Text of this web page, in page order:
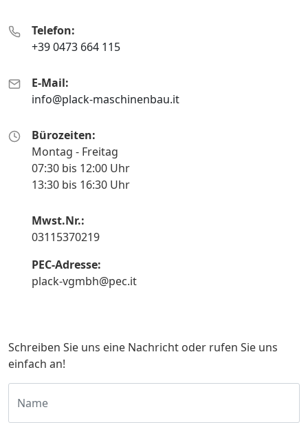
Telefon:
+39 0473 664 115
E-Mail:
info@plack-maschinenbau.it
Bürozeiten:
Montag - Freitag
07:30 bis 12:00 Uhr
13:30 bis 16:30 Uhr
Mwst.Nr.:
03115370219
PEC-Adresse:
plack-vgmbh@pec.it
Schreiben Sie uns eine Nachricht oder rufen Sie uns
einfach an!
Name